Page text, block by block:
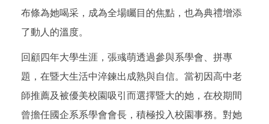
布條為她喝采，成為全場矚目的焦點，也為典禮增添
了動人的溫度。
回顧四年大學生涯，張彧萌透過參與系學會、拼專
題，在暨大生活中淬鍊出成熟與自信。當初因高中老
師推薦及被優美校園吸引而選擇暨大的她，在校期間
曾擔任國企系系學會會長，積極投入校園事務。對她